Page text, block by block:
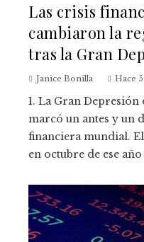
Las crisis
cambiaron la
tras la Gran
Janice Bonilla Hace
1. La Gran Depresión
marcó un antes y un
financiera mundial.
en octubre de ese